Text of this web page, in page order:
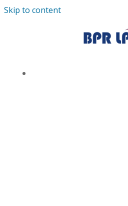
Skip to content